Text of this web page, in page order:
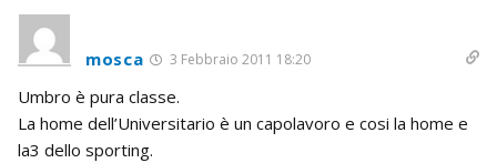
mosca 3 Febbraio 2011 18:20
Umbro è pura classe.
La home dell’Universitario è un capolavoro e cosi la home e
la3 dello sporting.